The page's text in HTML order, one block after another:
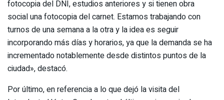
fotocopia del DNI, estudios anteriores y si tienen obra
social una fotocopia del carnet. Estamos trabajando con
turnos de una semana a la otra y la idea es seguir
incorporando más días y horarios, ya que la demanda se ha
incrementado notablemente desde distintos puntos de la
ciudad», destacó.
Por último, en referencia a lo que dejó la visita del